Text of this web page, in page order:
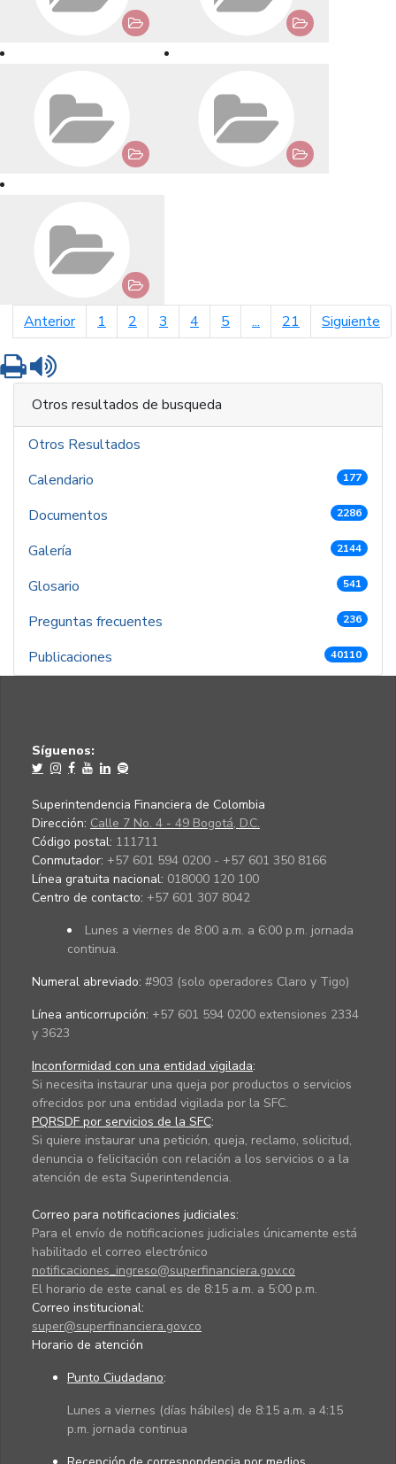
Anteriorpágina anterior
1 2 3 4 5 ... 21 Siguiente
Imprimir
Otros resultados de busqueda
Otros Resultados
Calendario
177
Documentos 2286
Galería 2144
Glosario 541
Preguntas frecuentes 236
Publicaciones 40110
Síguenos:
Superintendencia Financiera de Colombia
Dirección: Calle 7 No. 4 - 49 Bogotá, D.C.
Código postal: 111711
Conmutador: +57 601 594 0200 - +57 601 350 8166
Línea gratuita nacional: 018000 120 100
Centro de contacto: +57 601 307 8042
Lunes a viernes de 8:00 a.m. a 6:00 p.m. jornada
continua.
Numeral abreviado: #903 (solo operadores Claro y Tigo)
Línea anticorrupción: +57 601 594 0200 extensiones 2334
y 3623
Inconformidad con una entidad vigilada:
Si necesita instaurar una queja por productos o servicios
ofrecidos por una entidad vigilada por la SFC.
PQRSDF por servicios de la SFC:
Si quiere instaurar una petición, queja, reclamo, solicitud,
denuncia o felicitación con relación a los servicios o a la
atención de esta Superintendencia.
Correo para notificaciones judiciales:
Para el envío de notificaciones judiciales únicamente está
habilitado el correo electrónico
notificaciones_ingreso@superfinanciera.gov.co
El horario de este canal es de 8:15 a.m. a 5:00 p.m.
Correo institucional:
super@superfinanciera.gov.co
Horario de atención
Punto Ciudadano:
Lunes a viernes (días hábiles) de 8:15 a.m. a 4:15
p.m. jornada continua